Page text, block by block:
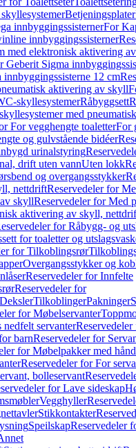
Betjeningsplater
innbyggingssisternerFor
innbyggingssisterner
med elektronisk aktivering
Sigma
12 cm
aktivering av skyll
skyllesystemerRåbyggsett
med
For vegghengte toaletterFor
og gulvstående bidéer
urinalstyring
drift uten vannUten lokk
og overgangsstykker
nettdriftReservedeler for
skyllReservedeler for Med
aktivering av skyll,
for Råbygg- og
for toaletter og
for Tilkoblingsrør
Overgangsstykker og
Reservedeler for Innfelte
Reservedeler for
DekslerTilkoblingerPakninger
for Møbelservanter
servanter
barnReservedeler for
for Møbelpakker med
Reservedeler for For
bolleservant
for Lave sideskap
Vegghyller
Stikkontakter
SpeilskapReservedeler